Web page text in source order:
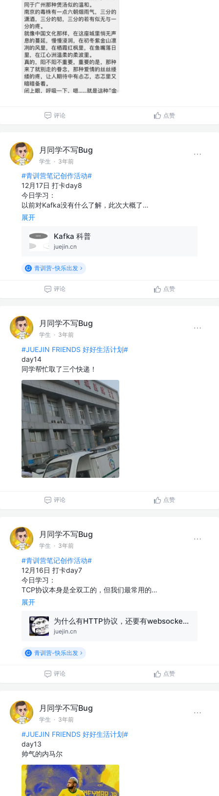
评论 点赞
月同学不写Bug
学生 · 3年前
#青训营笔记创作活动#
12月17日 打卡day8
今日学习：
以前对Kafka没有什么了解，此次大概了…
展开
Kafka 科普
juejin.cn
青训营-快乐出发
评论 点赞
月同学不写Bug
学生 · 3年前
#JUEJIN FRIENDS 好好生活计划#
day14
同学帮忙取了三个快递！
评论 点赞
月同学不写Bug
学生 · 3年前
#青训营笔记创作活动#
12月16日 打卡day7
今日学习：
TCP协议本身是全双工的，但我们最常用的…
展开
为什么有HTTP协议，还要有websocket协议？
juejin.cn
青训营-快乐出发
评论 点赞
月同学不写Bug
学生 · 3年前
#JUEJIN FRIENDS 好好生活计划#
day13
帅气的内马尔